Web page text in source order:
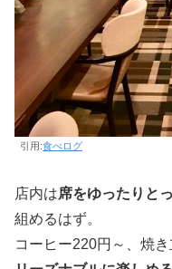
引用:食べログ
店内は席をゆったりと
組めるはず。
コーヒー220円～、焼